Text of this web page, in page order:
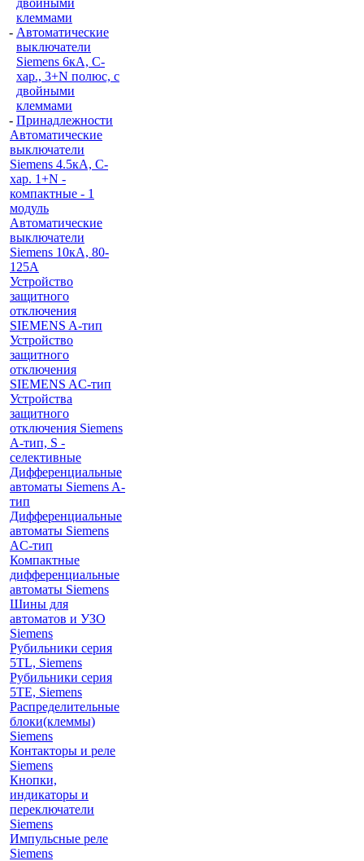
двойными
клеммами
- Автоматические
выключатели
Siemens 6кА, C-
хар., 3+N полюс, с
двойными
клеммами
- Принадлежности
Автоматические
выключатели
Siemens 4.5кА, C-
хар. 1+N -
компактные - 1
модуль
Автоматические
выключатели
Siemens 10кА, 80-
125A
Устройство
защитного
отключения
SIEMENS A-тип
Устройство
защитного
отключения
SIEMENS AС-тип
Устройства
защитного
отключения Siemens
A-тип, S -
селективные
Дифференциальные
автоматы Siemens A-
тип
Дифференциальные
автоматы Siemens
AС-тип
Компактные
дифференциальные
автоматы Siemens
Шины для
автоматов и УЗО
Siemens
Рубильники серия
5TL, Siemens
Рубильники серия
5TE, Siemens
Распределительные
блоки(клеммы)
Siemens
Контакторы и реле
Siemens
Кнопки,
индикаторы и
переключатели
Siemens
Импульсные реле
Siemens